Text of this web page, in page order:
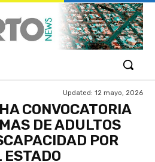
Updated: 12 mayo, 2026
CONVOCATORIA
DE ADULTOS
POR
ESTADO